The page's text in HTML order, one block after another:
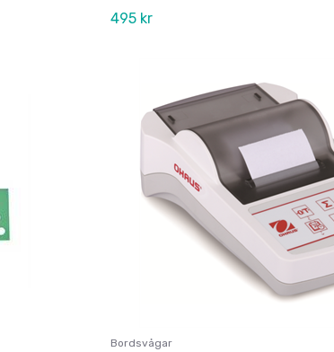
495 kr
Bordsvågar